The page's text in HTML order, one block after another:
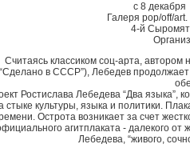
с 8 декабря
Галеря pop/off/
4-й
Считаясь классиком соц-арта, автором
в СССР”), Лебедев продолжает
Ростислава Лебедева “Два языка”,
стыке культуры, языка и политики.
Острота возникает за счет
агитплаката - далекого от
Лебедева, “живого,